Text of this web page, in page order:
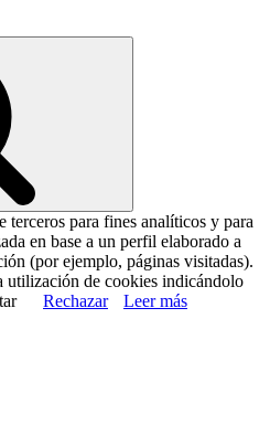
para fines analíticos y para
en base a un perfil elaborado a
(por ejemplo, páginas visitadas).
utilización de cookies indicándolo
Rechazar Leer más